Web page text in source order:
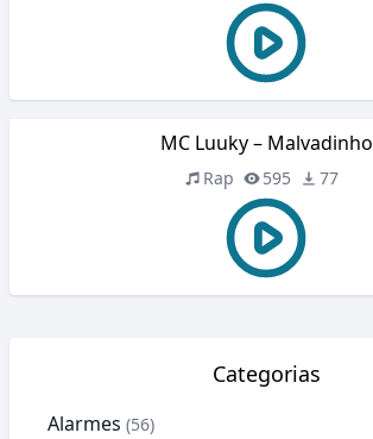
MC Luuky – Malvadinho
Rap 595 77
Categorias
Alarmes (56)